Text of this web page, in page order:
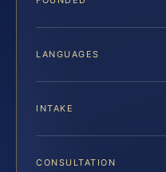
LANGUAGES
INTAKE
CONSULTATION